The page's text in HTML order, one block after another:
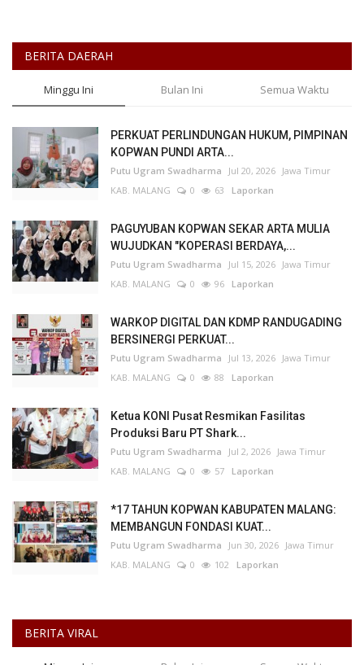
BERITA DAERAH
Minggu Ini Bulan Ini Semua Waktu
PERKUAT PERLINDUNGAN HUKUM, PIMPINAN
KOPWAN PUNDI ARTA...
Putu Ugram Swadharma Jul 20, 2026 Jawa Timur
KAB. MALANG
0 63 Laporkan
PAGUYUBAN KOPWAN SEKAR ARTA MULIA
WUJUDKAN "KOPERASI BERDAYA,...
Putu Ugram Swadharma Jul 15, 2026 Jawa Timur
KAB. MALANG
0 96 Laporkan
WARKOP DIGITAL DAN KDMP RANDUGADING
BERSINERGI PERKUAT...
Putu Ugram Swadharma Jul 13, 2026 Jawa Timur
KAB. MALANG
0 88 Laporkan
Ketua KONI Pusat Resmikan Fasilitas
Produksi Baru PT Shark...
Putu Ugram Swadharma Jul 2, 2026 Jawa Timur
KAB. MALANG
0 57 Laporkan
*17 TAHUN KOPWAN KABUPATEN MALANG:
MEMBANGUN FONDASI KUAT...
Putu Ugram Swadharma Jun 30, 2026 Jawa Timur
KAB. MALANG
0 102 Laporkan
BERITA VIRAL